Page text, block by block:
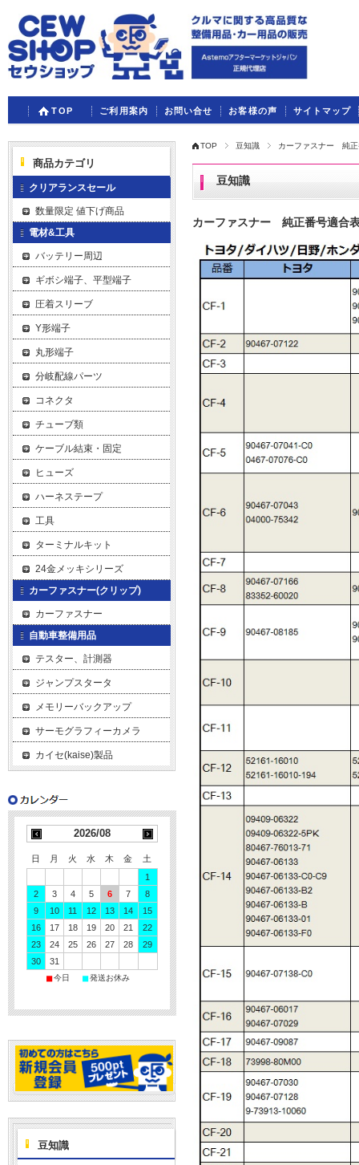
TOP ご利用案内 お問い合せ お客様の声 サイトマップ
TOP 豆知識 カーファスナー 純正
豆知識
カーファスナー 純正番号適合
商品カテゴリ
クリアランスセール
数量限定 値下げ商品
電材&工具
バッテリー周辺
ギボシ端子、平型端子
圧着スリーブ
Y形端子
丸形端子
分岐配線パーツ
コネクタ
チューブ類
ケーブル結束・固定
ヒューズ
ハーネステープ
工具
ターミナルキット
24金メッキシリーズ
カーファスナー(クリップ)
カーファスナー
自動車整備用品
テスター、計測器
ジャンプスタータ
メモリーバックアップ
サーモグラフィーカメラ
カイセ(kaise)製品
2026/08
日 月 火 水 木 金
土
1
2
3 4 5 6 7
8
9
10 11 12 13 14
15
16
17 18 19 20 21
22
23
24 25 26 27 28
29
30
31
■今日 ■発送お休み
豆知識